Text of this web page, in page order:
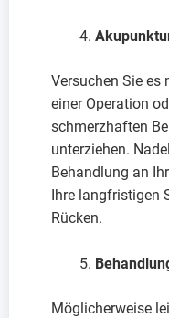
Versuchen Sie es
einer Operation
schmerzhaften
unterziehen.
Behandlung an
Ihre langfristigen
Rücken.
Möglicherweise